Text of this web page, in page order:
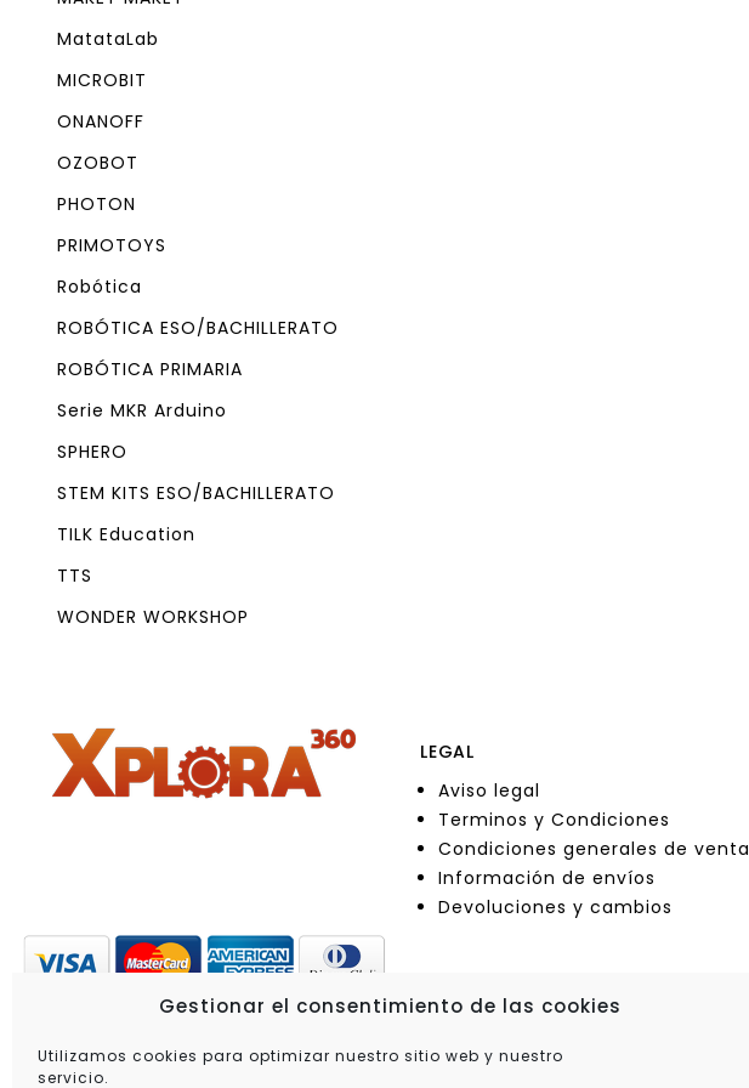
Gestionar el consentimiento de las cookies
Utilizamos cookies para optimizar nuestro sitio web y nuestro
servicio.
MatataLab
MICROBIT
ONANOFF
OZOBOT
PHOTON
PRIMOTOYS
Robótica
ROBÓTICA ESO/BACHILLERATO
ROBÓTICA PRIMARIA
Serie MKR Arduino
SPHERO
STEM KITS ESO/BACHILLERATO
TILK Education
TTS
WONDER WORKSHOP
LEGAL
Aviso legal
Terminos y Condiciones
Condiciones generales de venta
Información de envíos
Devoluciones y cambios